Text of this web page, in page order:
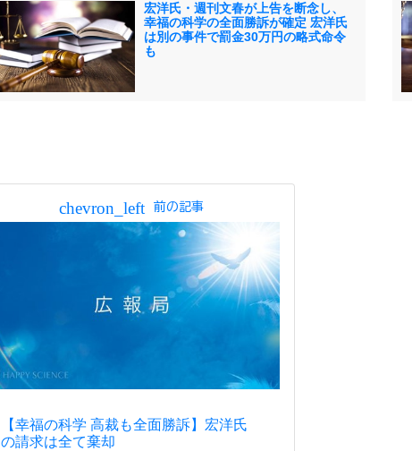
宏洋氏・週刊文春が上告を断念し、
幸福の科学の全面勝訴が確定 宏洋氏
は別の事件で罰金30万円の略式命令
も
chevron_left 前の記事
【幸福の科学 高裁も全面勝訴】宏洋氏
の請求は全て棄却